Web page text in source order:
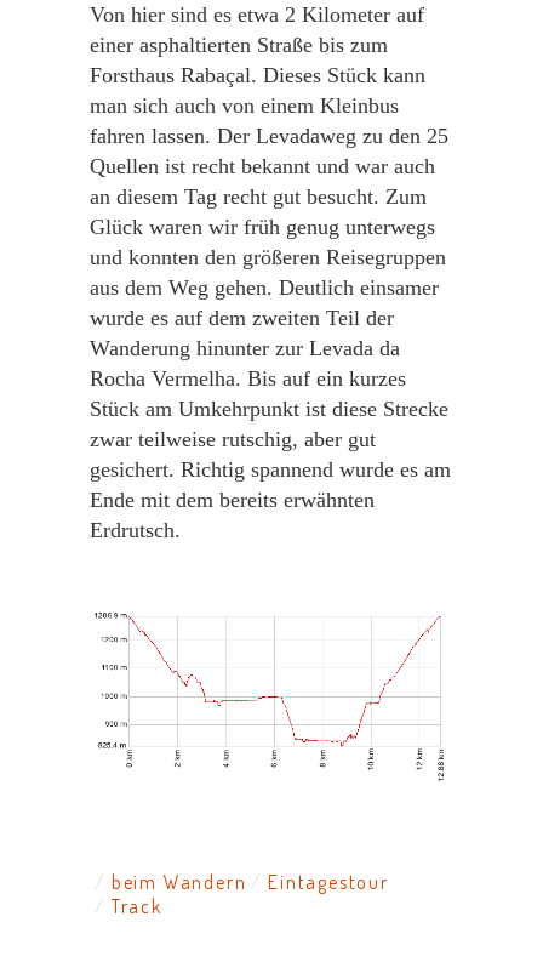
Von hier sind es etwa 2 Kilometer auf
einer asphaltierten Straße bis zum
Forsthaus Rabaçal. Dieses Stück kann
man sich auch von einem Kleinbus
fahren lassen. Der Levadaweg zu den 25
Quellen ist recht bekannt und war auch
an diesem Tag recht gut besucht. Zum
Glück waren wir früh genug unterwegs
und konnten den größeren Reisegruppen
aus dem Weg gehen. Deutlich einsamer
wurde es auf dem zweiten Teil der
Wanderung hinunter zur Levada da
Rocha Vermelha. Bis auf ein kurzes
Stück am Umkehrpunkt ist diese Strecke
zwar teilweise rutschig, aber gut
gesichert. Richtig spannend wurde es am
Ende mit dem bereits erwähnten
Erdrutsch.
beim Wandern
Eintagestour
Track